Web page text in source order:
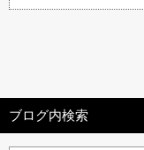
ブログ内検索